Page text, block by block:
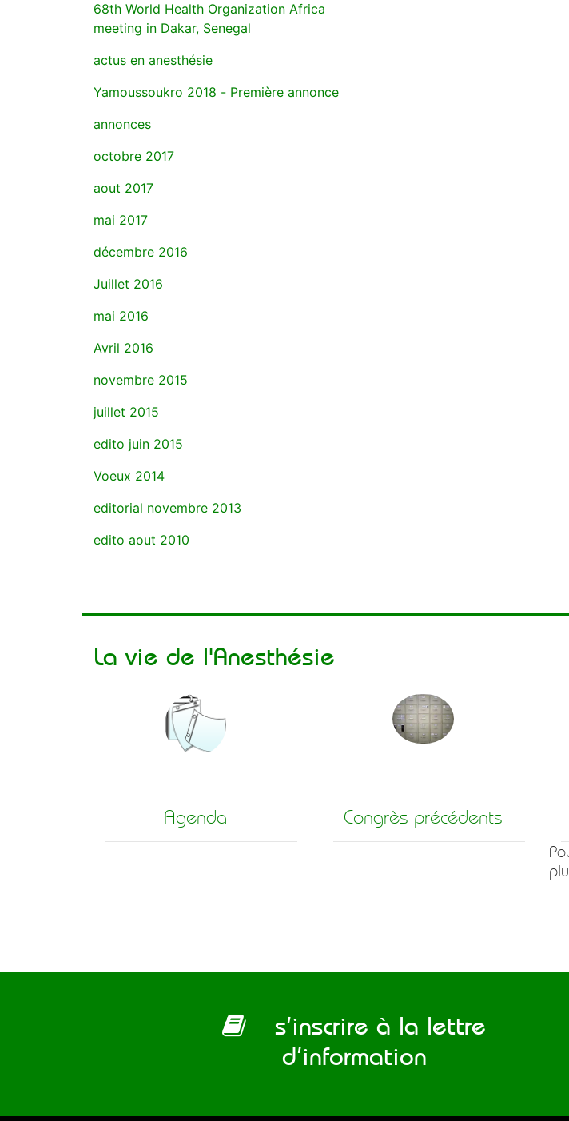
68th World Health Organization Africa
meeting in Dakar, Senegal
actus en anesthésie
Yamoussoukro 2018 - Première annonce
annonces
octobre 2017
aout 2017
mai 2017
décembre 2016
Juillet 2016
mai 2016
Avril 2016
novembre 2015
juillet 2015
edito juin 2015
Voeux 2014
editorial novembre 2013
edito aout 2010
La vie de l'Anesthésie
Agenda Congrès précédents
s’inscrire à la lettre
d’information